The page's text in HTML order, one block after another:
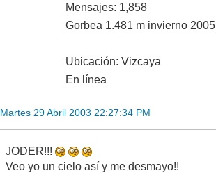
Mensajes: 1,858
Gorbea 1.481 m invierno 2005
Ubicación: Vizcaya
En línea
Martes 29 Abril 2003 22:27:34 PM
JODER!!!
Veo yo un cielo así y me desmayo!!